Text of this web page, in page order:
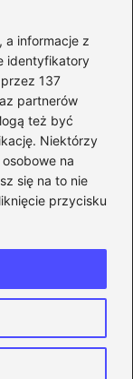
a informacje z
identyfikatory
137
partnerów
też być
Niektórzy
na
się na to nie
przycisku